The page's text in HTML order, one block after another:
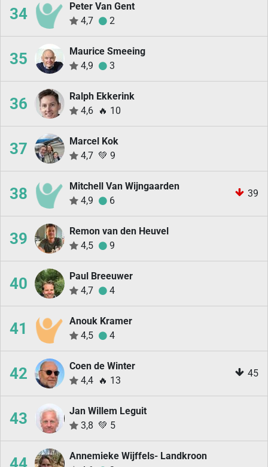
34
Peter Van Gent
4,7
2
35
Maurice Smeeing
4,9
3
36
Ralph Ekkerink
4,6 🔥 10
37
Marcel Kok
4,7 💚 9
38
Mitchell Van Wijngaarden
4,9
6
39
39
Remon van den Heuvel
4,5
9
40
Paul Breeuwer
4,7
4
41
Anouk Kramer
4,5
4
42
Coen de Winter
4,4 🔥 13
45
43
Jan Willem Leguit
3,8 💚 5
Annemieke Wijffels- Landkroon